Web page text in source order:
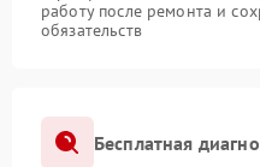
работу после ремонта и
обязательств
Бесплатная